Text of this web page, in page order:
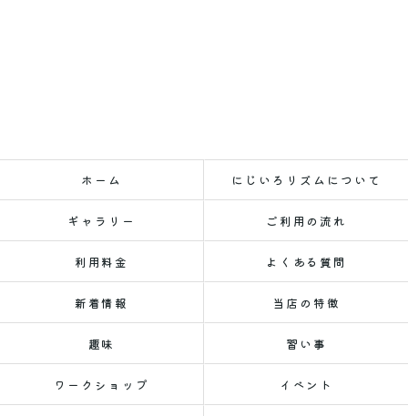
ホーム にじいろリズムについて
ギャラリー ご利用の流れ
利用料金 よくある質問
新着情報 当店の特徴
趣味 習い事
ワークショップ イベント